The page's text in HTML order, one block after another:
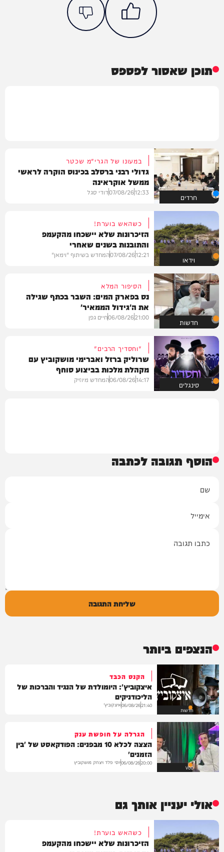
תוכן שאסור לפספס
חרדים
במעונו של הגרי"מ שכטר
גדולי רבני ברסלב בכינוס הוקרה לראשי
ממשל אוקראינה
12:33
07/08/26דודי סגל
וידאו
כשהאש בוערת!
הזיכרונות שלא יישכחו מהקעמפ
והתובנות בשנים שאחרי
12:21
07/08/26המחדש בשיתוף "וימאן"
חדשות
הסיפור המלא
נס בפארק המים: השבר בכתף שגילה
את ה'גידול הממאיר'
21:00
06/08/26חיים גפן
סינגלים
"וחסדיך הרבים"
שרוליק ברזל ואברימי מושקוביץ עם
מקהלת מלכות בביצוע סוחף
14:17
06/08/26המחדש מיוזיק
הוסף תגובה לכתבה
שליחת התגובה
הנצפים ביותר
חדשות
הקנס הכבד
איצקוביץ': היומולדת של הנגיד והברכות של
הליכודניקים
21:40
06/08/26איצקוביץ'
VOD
הגרלה על חופשת ענק
הצצה לכלא 10 מבפנים: הפודקאסט של 'בין
הזמנים'
20:00
06/08/26יוסי פלד ויצחק מושקוביץ
אולי יעניין אותך גם
כשהאש בוערת!
הזיכרונות שלא יישכחו מהקעמפ